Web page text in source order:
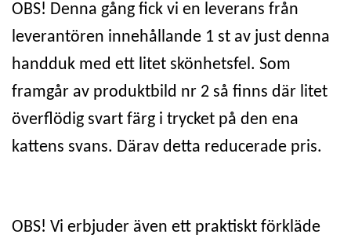
OBS! Denna gång fick vi en leverans från
leverantören innehållande 1 st av just denna
handduk med ett litet skönhetsfel. Som
framgår av produktbild nr 2 så finns där litet
överflödig svart färg i trycket på den ena
kattens svans. Därav detta reducerade pris.
OBS! Vi erbjuder även ett praktiskt förkläde